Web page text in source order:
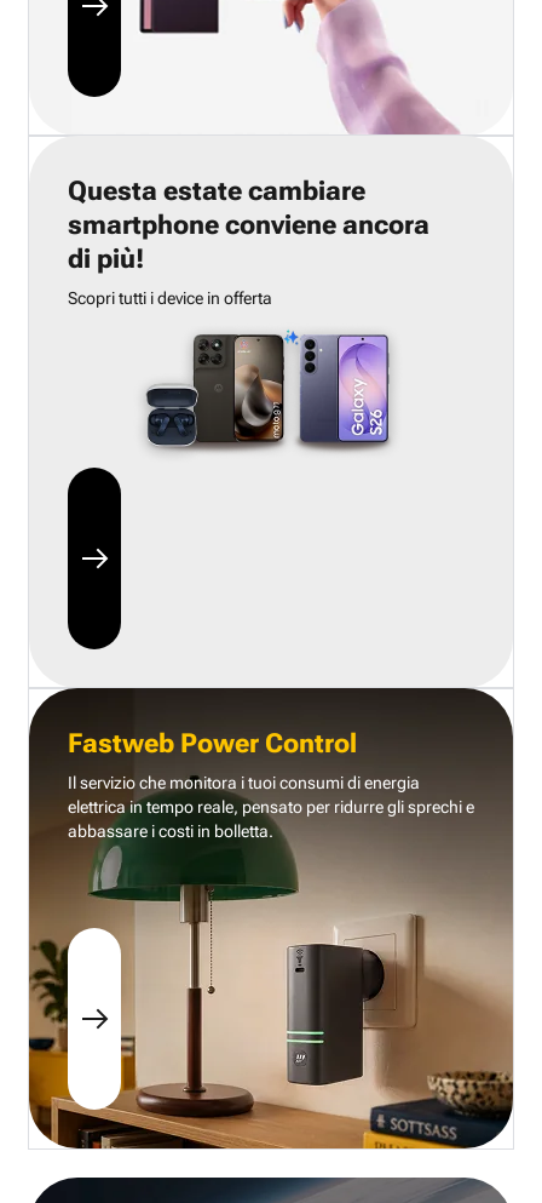
Questa estate cambiare
smartphone conviene ancora
di più!
Scopri tutti i device in offerta
Fastweb Power Control
Il servizio che monitora i tuoi consumi di energia
elettrica in tempo reale, pensato per ridurre gli sprechi e
abbassare i costi in bolletta.